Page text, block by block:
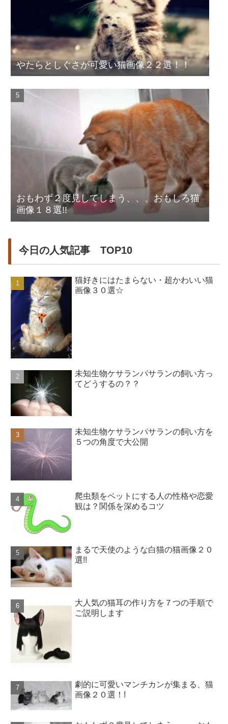
やたらとしぐさが可愛い猫画像２２選！！
おもわず２度見してしまう、、、おもしろ猫
画像１８選!!
今日の人気記事 TOP10
猫好きにはたまらない・超かわいい猫
画像３０選☆
未知生物ケサランパサランの飼い方っ
てどうするの？？
未知生物ケサランパサランの飼い方を
５つの角度で大公開
爬虫類をペットにする人の性格や恋愛
観は？関係を深めるコツ
まるで天使のような白猫の猫画像２０
選!!
大人気の猫耳の作り方を７つの手順で
ご説明します
劇的に可愛いマンチカンが集まる、猫
画像２０選！!